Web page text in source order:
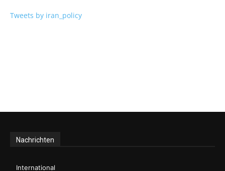
Tweets by iran_policy
Nachrichten
International